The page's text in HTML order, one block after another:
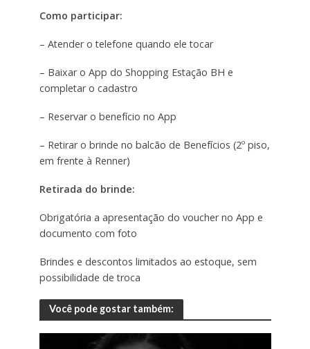
Como participar:
– Atender o telefone quando ele tocar
– Baixar o App do Shopping Estação BH e
completar o cadastro
– Reservar o benefício no App
– Retirar o brinde no balcão de Benefícios (2º piso,
em frente à Renner)
Retirada do brinde:
Obrigatória a apresentação do voucher no App e
documento com foto
Brindes e descontos limitados ao estoque, sem
possibilidade de troca
Você pode gostar também: